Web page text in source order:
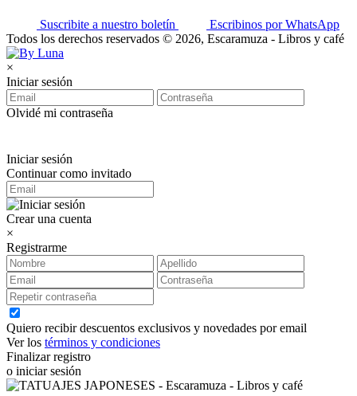
Suscribite a nuestro boletín
Escribinos por WhatsApp
Todos los derechos reservados © 2026, Escaramuza - Libros y café
×
Iniciar sesión
Olvidé mi contraseña
Iniciar sesión
Continuar como invitado
Crear una cuenta
×
Registrarme
Quiero recibir descuentos exclusivos y novedades por email
Ver los términos y condiciones
Finalizar registro
o iniciar sesión